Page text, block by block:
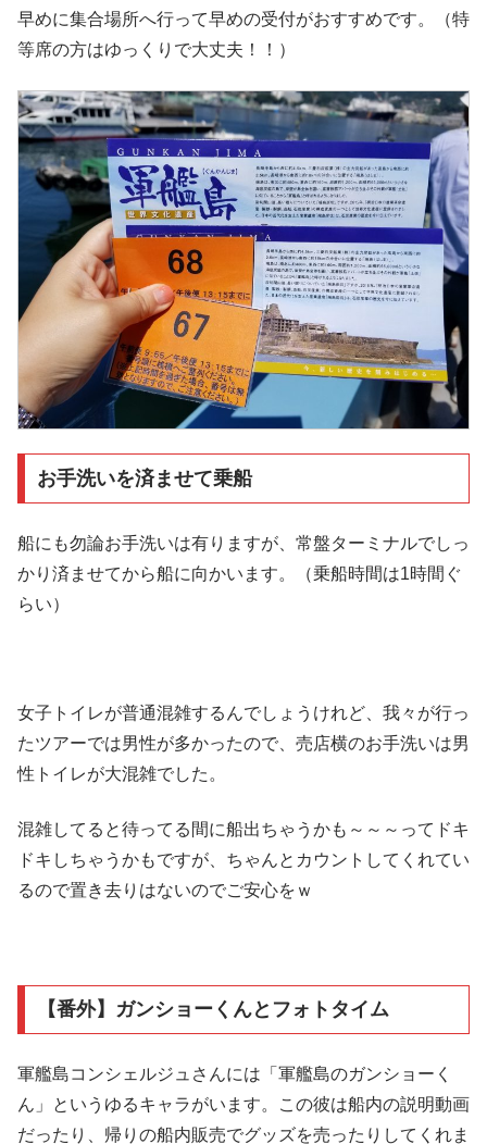
早めに集合場所へ行って早めの受付がおすすめです。（特
等席の方はゆっくりで大丈夫！！）
お手洗いを済ませて乗船
船にも勿論お手洗いは有りますが、常盤ターミナルでしっ
かり済ませてから船に向かいます。（乗船時間は1時間ぐ
らい）
女子トイレが普通混雑するんでしょうけれど、我々が行っ
たツアーでは男性が多かったので、売店横のお手洗いは男
性トイレが大混雑でした。
混雑してると待ってる間に船出ちゃうかも～～～ってドキ
ドキしちゃうかもですが、ちゃんとカウントしてくれてい
るので置き去りはないのでご安心をｗ
【番外】ガンショーくんとフォトタイム
軍艦島コンシェルジュさんには「軍艦島のガンショーく
ん」というゆるキャラがいます。この彼は船内の説明動画
だったり、帰りの船内販売でグッズを売ったりしてくれま